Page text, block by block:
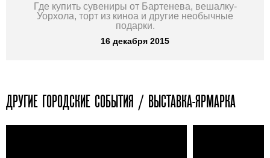
Где купить сувениры от Бартенева, вешалку-
Уорхола, торт из киноа и другие необычные
подарки.
16 декабря 2015
ДРУГИЕ ГОРОДСКИЕ СОБЫТИЯ / ВЫСТАВКА-ЯРМАРКА